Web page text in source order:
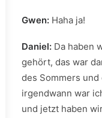
Gwen: Haha ja!
Daniel: Da haben
gehört, das war
des Sommers
irgendwann war
und jetzt haben